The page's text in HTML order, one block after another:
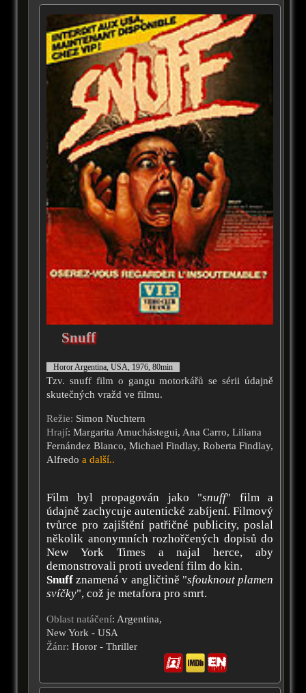
Snuff
Horor Argentina, USA, 1976, 80min
Tzv. snuff film o gangu motorkářů se sérii údajně
skutečných vražd ve filmu.
Režie: Simon Nuchtern
Hrají: Margarita Amuchástegui, Ana Carro, Liliana
Fernández Blanco, Michael Findlay, Roberta Findlay,
Alfredo a další..
Film byl propagován jako "snuff" film a
údajně zachycuje autentické zabíjení. Filmový
tvůrce pro zajištění patřičné publicity, poslal
několik anonymních rozhořčených dopisů do
New York Times a najal herce, aby
demonstrovali proti uvedení film do kin.
Snuff znamená v angličtině "sfouknout plamen
svíčky", což je metafora pro smrt.
Oblast natáčení: Argentina,
New York - USA
Žánr: Horor - Thriller